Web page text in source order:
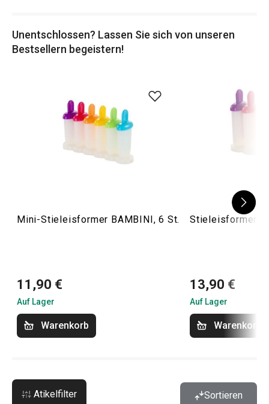
Unentschlossen? Lassen Sie sich von unseren
Bestsellern begeistern!
Mini-Stieleisformer BAMBINI, 6 St.
11,90 €
Auf Lager
Warenkorb
Stieleisformer
13,90 €
Auf Lager
Warenkorb
Atikelfilter Sortieren